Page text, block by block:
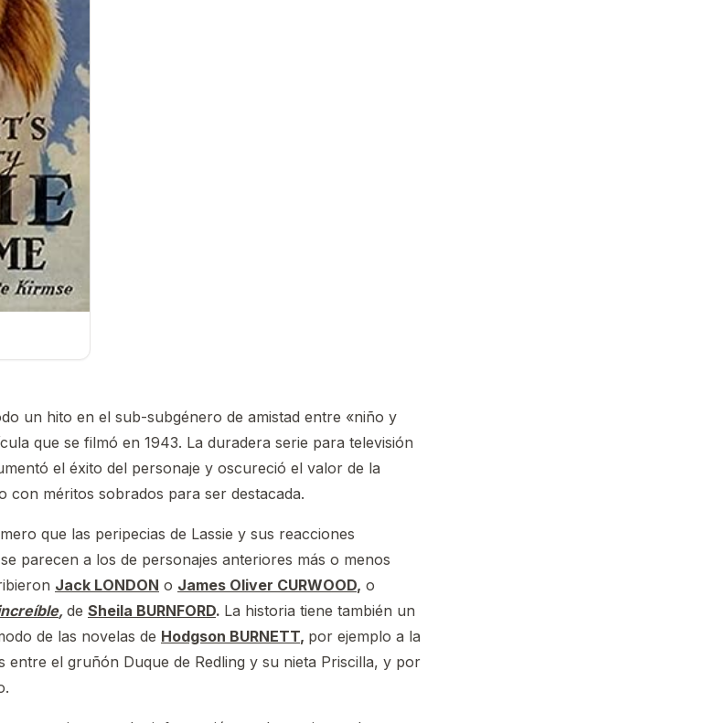
un hito en el sub-subgénero de amistad entre «niño y
que se filmó en 1943. La duradera serie para televisión
el éxito del personaje y oscureció el valor de la
méritos sobrados para ser destacada.
que las peripecias de Lassie y sus reacciones
parecen a los de personajes anteriores más o menos
Jack LONDON o James Oliver CURWOOD, o
, de Sheila BURNFORD. La historia tiene también un
de las novelas de Hodgson BURNETT, por ejemplo a la
entre el gruñón Duque de Redling y su nieta Priscilla, y por